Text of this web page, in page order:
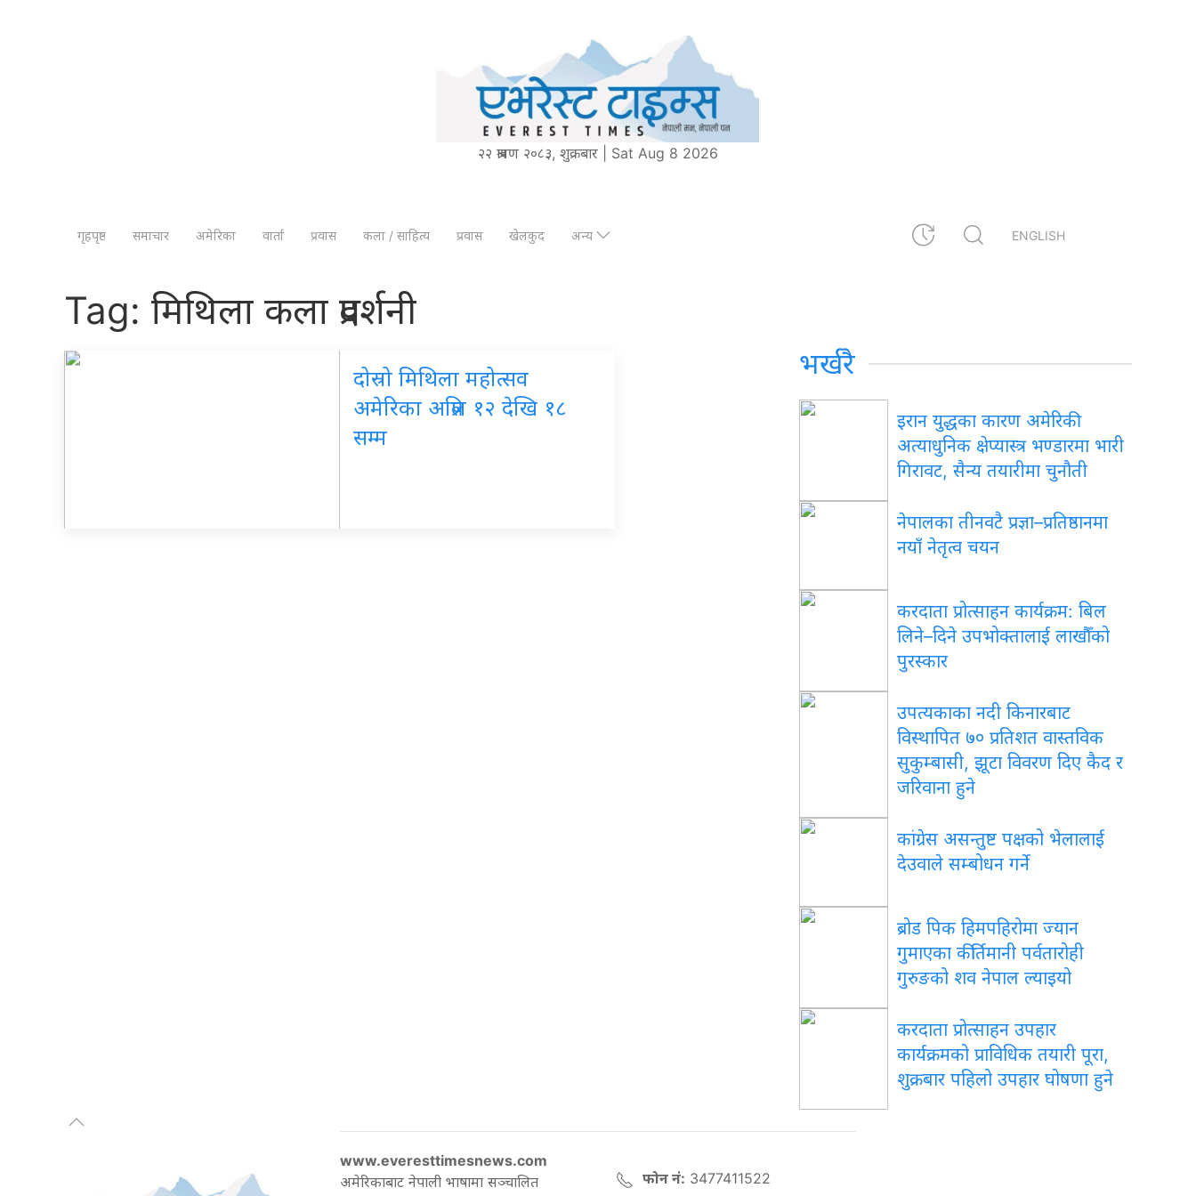
२२ श्रावण २०८३, शुक्रबार | Sat Aug 8 2026
गृहपृष्ठ समाचार अमेरिका वार्ता प्रवास कला / साहित्य प्रवास खेलकुद अन्य ENGLISH
Tag: मिथिला कला प्रदर्शनी
दोस्रो मिथिला महोत्सव
अमेरिका अप्रिल १२ देखि १८
सम्म
भर्खरै
इरान युद्धका कारण अमेरिकी
अत्याधुनिक क्षेप्यास्त्र भण्डारमा भारी
गिरावट, सैन्य तयारीमा चुनौती
नेपालका तीनवटै प्रज्ञा–प्रतिष्ठानमा
नयाँ नेतृत्व चयन
करदाता प्रोत्साहन कार्यक्रम: बिल
लिने–दिने उपभोक्तालाई लाखौँको
पुरस्कार
उपत्यकाका नदी किनारबाट
विस्थापित ७० प्रतिशत वास्तविक
सुकुम्बासी, झूटा विवरण दिए कैद र
जरिवाना हुने
कांग्रेस असन्तुष्ट पक्षको भेलालाई
देउवाले सम्बोधन गर्ने
ब्रोड पिक हिमपहिरोमा ज्यान
गुमाएका कीर्तिमानी पर्वतारोही
गुरुङको शव नेपाल ल्याइयो
करदाता प्रोत्साहन उपहार
कार्यक्रमको प्राविधिक तयारी पूरा,
शुक्रबार पहिलो उपहार घोषणा हुने
www.everesttimesnews.com
अमेरिकाबाट नेपाली भाषामा सञ्चालित
फोन नं: 3477411522